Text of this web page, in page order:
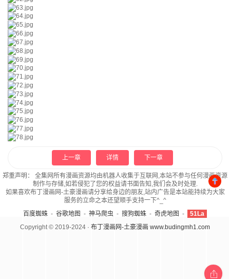
上一章 详情 下一章
郑重声明： 全集网所有漫画资源均由机器人收集于互联网,本站不参与任何漫画资源
制作与存储,如若侵犯了您的权益请书面告知,我们会及时处理.
如果喜欢布丁漫画网-土豪漫画请分享给身边的朋友,站内广告是本站能持续为大家
服务的立命之本还望顺手支持一下^_^
百度蜘蛛 - 谷歌地图 - 神马爬虫 - 搜狗蜘蛛 - 奇虎地图 -
51La
Copyright © 2019-2024 · 布丁漫画网-土豪漫画 www.budingmh1.com